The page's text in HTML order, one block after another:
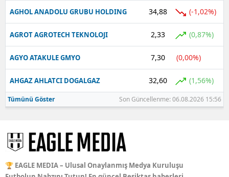
AGHOL ANADOLU GRUBU HOLDING 34,88 (-1,02%)
AGROT AGROTECH TEKNOLOJI 2,33 (0,87%)
AGYO ATAKULE GMYO 7,30 (0,00%)
AHGAZ AHLATCI DOGALGAZ 32,60 (1,56%)
Tümünü Göster Son Güncellenme: 06.08.2026 15:56
🏆 EAGLE MEDIA – Ulusal Onaylanmış Medya Kuruluşu